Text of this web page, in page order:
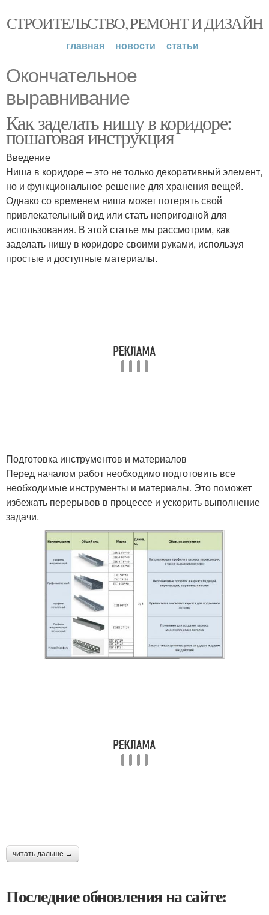
СТРОИТЕЛЬСТВО, РЕМОНТ И ДИЗАЙН
главная новости статьи
Окончательное
выравнивание
Как заделать нишу в коридоре:
пошаговая инструкция
Введение
Ниша в коридоре – это не только декоративный элемент,
но и функциональное решение для хранения вещей.
Однако со временем ниша может потерять свой
привлекательный вид или стать непригодной для
использования. В этой статье мы рассмотрим, как
заделать нишу в коридоре своими руками, используя
простые и доступные материалы.
Подготовка инструментов и материалов
Перед началом работ необходимо подготовить все
необходимые инструменты и материалы. Это поможет
избежать перерывов в процессе и ускорить выполнение
задачи.
читать дальше →
Последние обновления на сайте: